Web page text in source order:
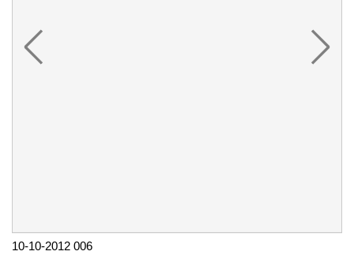
10-10-2012 006